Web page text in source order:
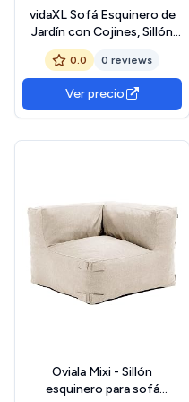
vidaXL Sofá Esquinero de
Jardín con Cojines, Sillón
Descanso, Asiento
Exterior, Mueble Modular
para Patio Balcón, Madera
Maciza de Pino
0.0 0 reviews
Ver precio
Oviala Mixi - Sillón
esquinero para sofá